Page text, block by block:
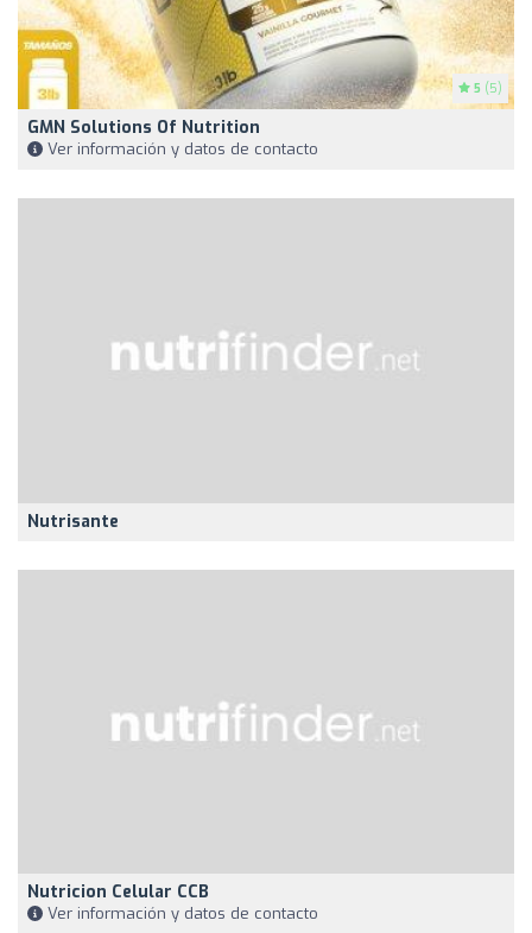
5 (5)
GMN Solutions Of Nutrition
Ver información y datos de contacto
Nutrisante
Nutricion Celular CCB
Ver información y datos de contacto